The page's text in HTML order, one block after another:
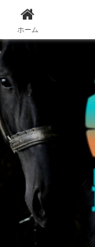
ホーム